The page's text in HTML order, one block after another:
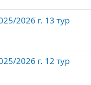
2026 г. 13 тур
2026 г. 12 тур